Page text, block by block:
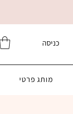
כניסה
מותג פרטי